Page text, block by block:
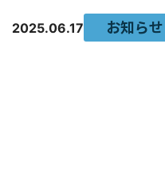
2025.06.17 お知らせ